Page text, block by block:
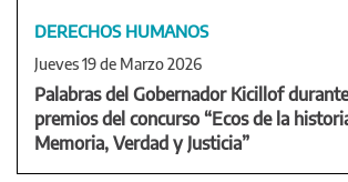
DERECHOS HUMANOS
Jueves 19 de Marzo 2026
Palabras del Gobernador Kicillof
premios del concurso “Ecos de la
Memoria, Verdad y Justicia”